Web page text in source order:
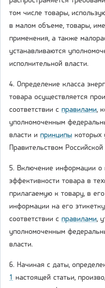
том числе товары,
в малом объеме, товары,
применения, а также
устанавливаются
исполнительной власти.
4. Определение класса
товара осуществляется
соответствии с правилами,
уполномоченным
власти и принципы которых
Правительством
5. Включение информации о
эффективности товара в
прилагаемую к товару, в
информации на его
соответствии с правилами,
уполномоченным
власти.
6. Начиная с даты,
1 настоящей статьи,